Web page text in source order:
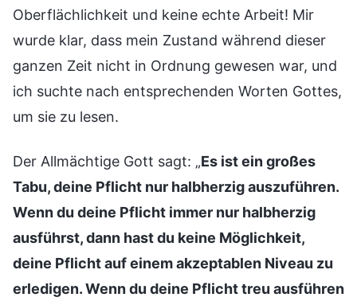
Oberflächlichkeit und keine echte Arbeit! Mir
wurde klar, dass mein Zustand während dieser
ganzen Zeit nicht in Ordnung gewesen war, und
ich suchte nach entsprechenden Worten Gottes,
um sie zu lesen.
Der Allmächtige Gott sagt: „Es ist ein großes
Tabu, deine Pflicht nur halbherzig auszuführen.
Wenn du deine Pflicht immer nur halbherzig
ausführst, dann hast du keine Möglichkeit,
deine Pflicht auf einem akzeptablen Niveau zu
erledigen. Wenn du deine Pflicht treu ausführen